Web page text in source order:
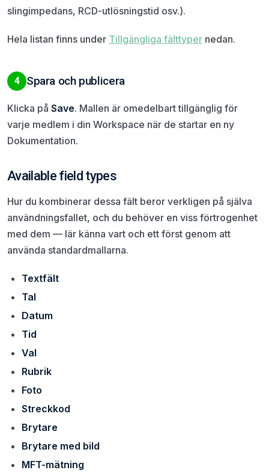
slingimpedans, RCD-utlösningstid osv.).
Hela listan finns under Tillgängliga fälttyper nedan.
4 Spara och publicera
Klicka på Save. Mallen är omedelbart tillgänglig för
varje medlem i din Workspace när de startar en ny
Dokumentation.
Available field types
Hur du kombinerar dessa fält beror verkligen på själva
användningsfallet, och du behöver en viss förtrogenhet
med dem — lär känna vart och ett först genom att
använda standardmallarna.
Textfält
Tal
Datum
Tid
Val
Rubrik
Foto
Streckkod
Brytare
Brytare med bild
MFT-mätning